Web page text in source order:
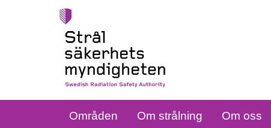
Områden Om strålning Om oss